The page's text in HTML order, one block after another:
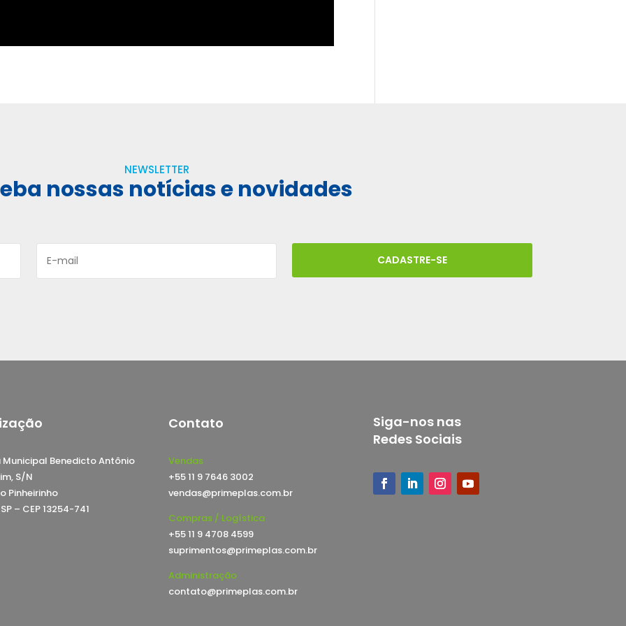
NEWSLETTER
nossas notícias e novidades
CADASTRE-SE
Benedicto Antônio
S/N
Pinheirinho
– CEP 13254-741
Contato
Vendas
+55 11 9 7646 3002
vendas@primeplas.com.br
Compras / Logística
+55 11 9 4708 4599
suprimentos@primeplas.com.br
Administração
contato@primeplas.com.br
Siga-nos nas
Redes Sociais